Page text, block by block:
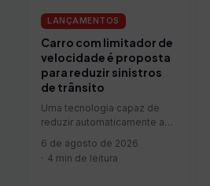
LANÇAMENTOS
Carro com limitador de
velocidade é proposta
para reduzir sinistros
de trânsito
Uma tecnologia capaz de
reduzir automaticamente a
que ultrapassarem os limites
da via está sendo…
6 de agosto de 2026
4 min de leitura